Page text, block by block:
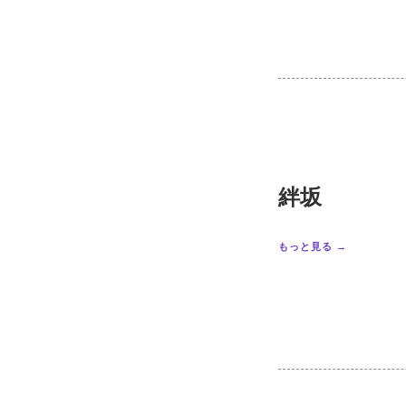
絆坂
もっと見る →